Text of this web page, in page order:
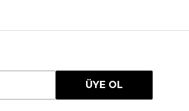
ÜYE OL